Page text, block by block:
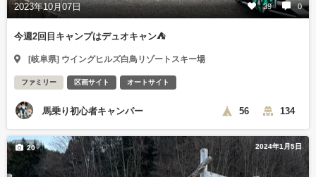
2023年10月07日 39 0
今週2回目キャンプはデュオキャン⛺️
[岐阜県] ウイングヒルズ白鳥リゾートスキー場
ファミリー 区画サイト オートサイト
馬乗り初心者キャンパー 56 134
2024年1月5日
20